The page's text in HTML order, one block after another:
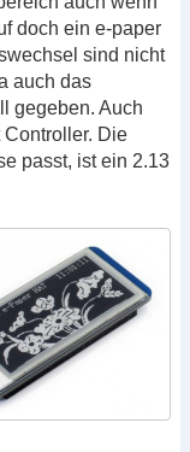
doch ein e-paper
sind nicht
auch das
gegeben. Auch
Die
passt, ist ein 2.13